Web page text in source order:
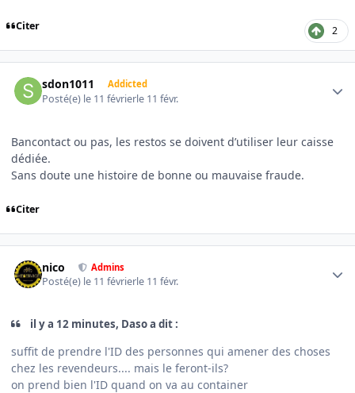
Citer 2
sdon1011 Addicted
Posté(e) le 11 févrierle 11 févr.
Bancontact ou pas, les restos se doivent d’utiliser leur caisse
dédiée.
Sans doute une histoire de bonne ou mauvaise fraude.
Citer
nico Admins
Posté(e) le 11 févrierle 11 févr.
il y a 12 minutes, Daso a dit :
suffit de prendre l'ID des personnes qui amener des choses
chez les revendeurs.... mais le feront-ils?
on prend bien l'ID quand on va au container